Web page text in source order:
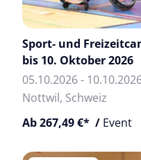
Sport- und
bis 10. Oktober 2026
05.10.2026 -
Nottwil, Schweiz
Ab 267,49 €* / Event